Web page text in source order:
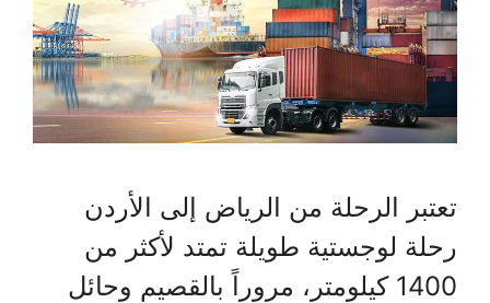
تعتبر الرحلة من الرياض إلى الأردن
رحلة لوجستية طويلة تمتد لأكثر من
1400 كيلومتر، مروراً بالقصيم وحائل